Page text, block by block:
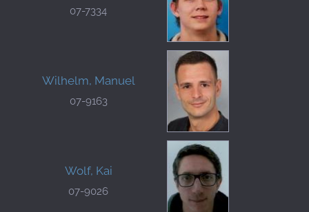
07-7334
Wilhelm, Manuel
07-9163
Wolf, Kai
07-9026